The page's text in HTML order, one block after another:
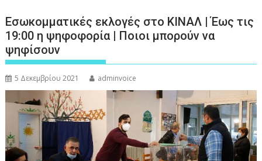
Εσωκομματικές εκλογές στο ΚΙΝΑΛ | Έως τις
19:00 η ψηφοφορία | Ποιοι μπορούν να
ψηφίσουν
5 Δεκεμβρίου 2021 adminvoice